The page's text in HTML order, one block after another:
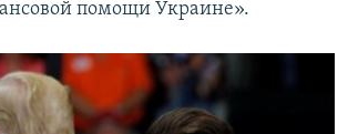
помощи Украине».